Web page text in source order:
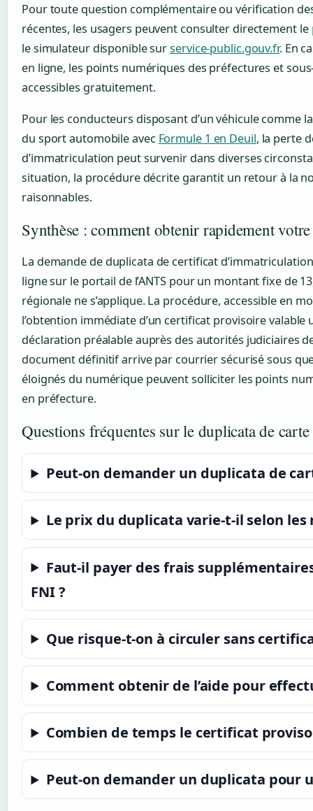
Pour toute question complémentaire ou vérification
récentes, les usagers peuvent consulter directement le
le simulateur disponible surservice-public.gouv.fr. En
en ligne, les points numériques des préfectures et
accessibles gratuitement.
Pour les conducteurs disposant d’un véhicule comme
du sport automobile avec Formule 1 en Deuil, la perte
d’immatriculation peut survenir dans diverses
situation, la procédure décrite garantit un retour à la
raisonnables.
Synthèse : comment obtenir rapidement
La demande de duplicata de certificat
ligne sur le portail de l’ANTS pour un montant fixe de
régionale ne s’applique. La procédure, accessible en
l’obtention immédiate d’un certificat provisoire valable
déclaration préalable auprès des autorités judiciaires
document définitif arrive par courrier sécurisé sous
éloignés du numérique peuvent solliciter les points
en préfecture.
Questions fréquentes sur le duplicata de
Peut-on demander un duplicata de
Le prix du duplicata varie-t-il selon les
Faut-il payer des frais
FNI ?
Que risque-t-on à circuler sans
Comment obtenir de l’aide pour
Combien de temps le certificat
Peut-on demander un duplicata pour